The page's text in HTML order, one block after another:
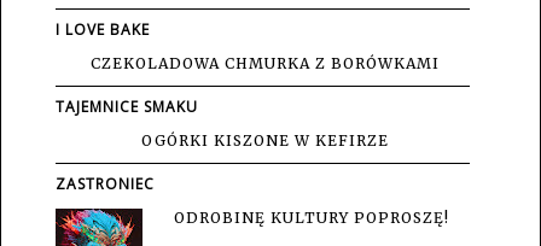
I LOVE BAKE
CZEKOLADOWA CHMURKA Z BORÓWKAMI
TAJEMNICE SMAKU
OGÓRKI KISZONE W KEFIRZE
ZASTRONIEC
ODROBINĘ KULTURY POPROSZĘ!